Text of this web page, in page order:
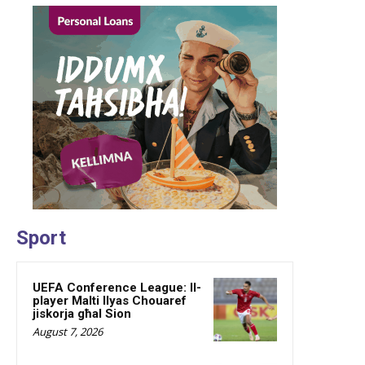
Sport
UEFA Conference League: Il-
player Malti Ilyas Chouaref
jiskorja għal Sion
August 7, 2026